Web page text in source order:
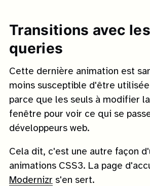
Transitions avec
queries
Cette dernière animation est
moins susceptible d'être
parce que les seuls à modifier
fenêtre pour voir ce qui se
développeurs web.
Cela dit, c'est une autre façon
animations CSS3. La page
Modernizr s'en sert.